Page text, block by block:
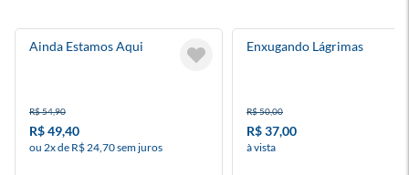
Ainda Estamos Aqui
R$ 54,90
R$ 49,40
ou 2x de R$ 24,70 sem juros
Enxugando Lágrimas
R$ 50,00
R$ 37,00
à vista